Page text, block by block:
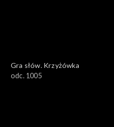
Gra słów. Krzyżówka
odc. 1005